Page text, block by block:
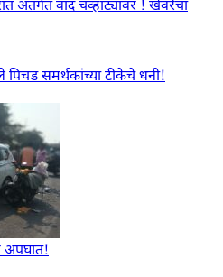
अंतर्गत वाद चव्हाट्यावर ! खेवरेंचा
समर्थकांच्या टीकेचे धनी!
अपघात!